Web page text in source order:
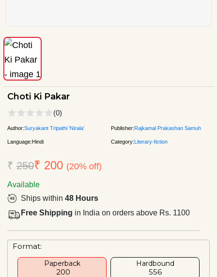
Choti Ki Pakar
(0)
Author:Suryakant Tripathi 'Nirala' Publisher:Rajkamal Prakashan Samuh
Language:Hindi Category:Literary-fiction
₹ 250₹ 200 (20% off)
Available
Ships within 48 Hours
Free Shipping in India on orders above Rs. 1100
Format:
Paperback
₹ 200
Hardbound
₹556